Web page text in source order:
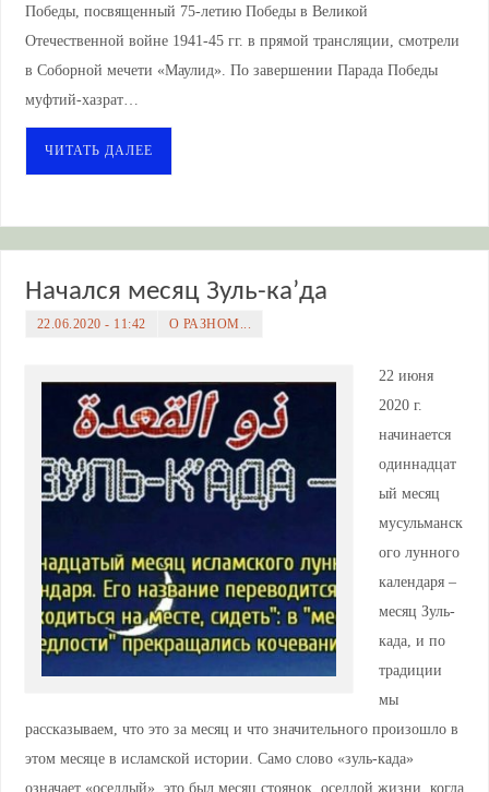
Победы, посвященный 75-летию Победы в Великой
Отечественной войне 1941-45 гг. в прямой трансляции, смотрели
в Соборной мечети «Маулид». По завершении Парада Победы
муфтий-хазрат…
ЧИТАТЬ ДАЛЕЕ
Начался месяц Зуль-ка’да
22.06.2020 - 11:42 О РАЗНОМ...
22 июня
2020 г.
начинается
одиннадцат
ый месяц
мусульманск
ого лунного
календаря –
месяц Зуль-
када, и по
традиции
мы
рассказываем, что это за месяц и что значительного произошло в
этом месяце в исламской истории. Само слово «зуль-када»
означает «оседлый», это был месяц стоянок, оседлой жизни, когда